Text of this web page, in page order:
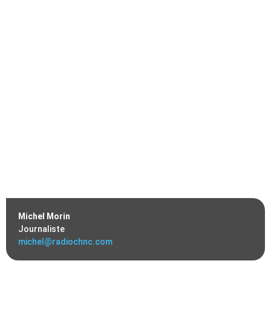
Michel Morin
Journaliste
michel@radiochnc.com